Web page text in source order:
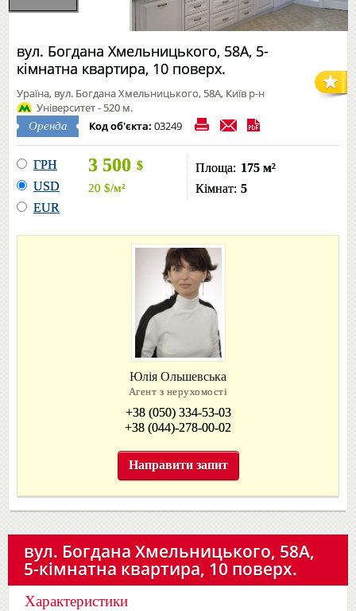
вул. Богдана Хмельницького, 58А, 5-
кімнатна квартира, 10 поверх.
Ураїна, вул. Богдана Хмельницького, 58А, Київ р-н
Університет - 520 м.
Оренда Код об'єкта: 03249
ГРН
USD
EUR
3 500 $
20 $/м²
Площа: 175 м²
Кімнат: 5
Юлія Ольшевська
Агент з нерухомості
+38 (050) 334-53-03
+38 (044)-278-00-02
Направити запит
вул. Богдана Хмельницького, 58А,
5-кімнатна квартира, 10 поверх.
Характеристики